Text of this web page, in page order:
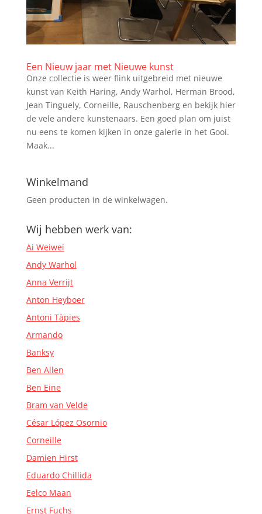
Een Nieuw jaar met Nieuwe kunst
Onze collectie is weer flink uitgebreid met nieuwe
kunst van Keith Haring, Andy Warhol, Herman Brood,
Jean Tinguely, Corneille, Rauschenberg en bekijk hier
de vele andere kunstenaars. Een goed plan om juist
nu eens te komen kijken in onze galerie in het Gooi.
Maak...
Winkelmand
Geen producten in de winkelwagen.
Wij hebben werk van:
Ai Weiwei
Andy Warhol
Anna Verrijt
Anton Heyboer
Antoni Tàpies
Armando
Banksy
Ben Allen
Ben Eine
Bram van Velde
César López Osornio
Corneille
Damien Hirst
Eduardo Chillida
Eelco Maan
Ernst Fuchs